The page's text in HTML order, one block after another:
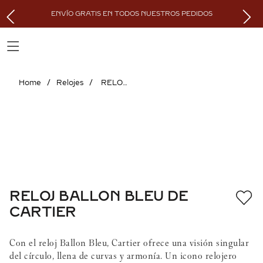
ENVÍO GRATIS EN TODOS NUESTROS PEDIDOS
Relojes RELOJ BALLON BLEU DE CARTIER
RELOJ BALLON BLEU DE
CARTIER
Con el reloj Ballon Bleu, Cartier ofrece una visión singular
del círculo, llena de curvas y armonía. Un icono relojero